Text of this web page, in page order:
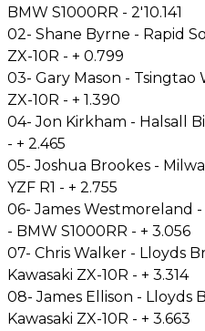
BMW S1000RR - 2'10.141
02- Shane Byrne - Rapid
ZX-10R - + 0.799
03- Gary Mason - Tsingtao
ZX-10R - + 1.390
04- Jon Kirkham - Halsall
- + 2.465
05- Joshua Brookes -
YZF R1 - + 2.755
06- James Westmoreland
- BMW S1000RR - + 3.056
07- Chris Walker - Lloyds
Kawasaki ZX-10R - + 3.314
08- James Ellison - Lloyds
Kawasaki ZX-10R - + 3.663